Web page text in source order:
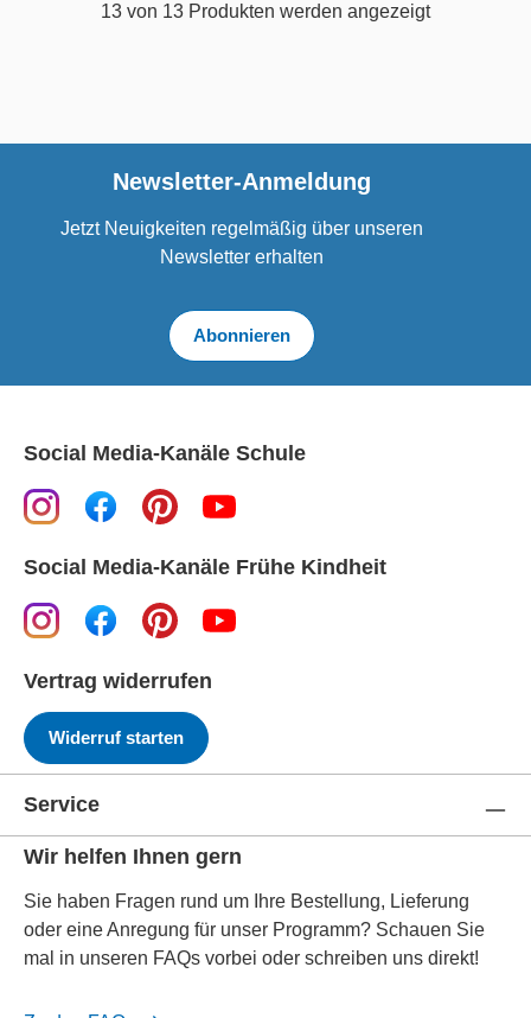
13 von 13 Produkten werden angezeigt
Newsletter-Anmeldung
Jetzt Neuigkeiten regelmäßig über unseren
Newsletter erhalten
Abonnieren
Social Media-Kanäle Schule
Social Media-Kanäle Frühe Kindheit
Vertrag widerrufen
Widerruf starten
Service
Wir helfen Ihnen gern
Sie haben Fragen rund um Ihre Bestellung, Lieferung
oder eine Anregung für unser Programm? Schauen Sie
mal in unseren FAQs vorbei oder schreiben uns direkt!